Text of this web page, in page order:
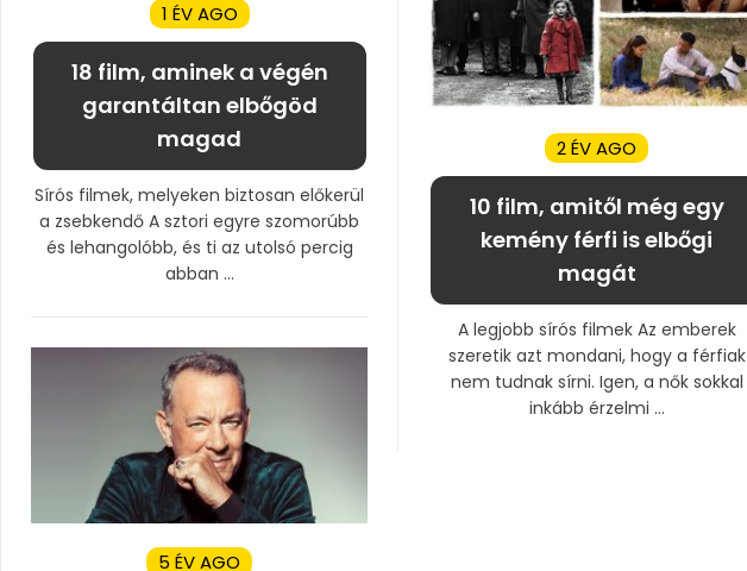
1 ÉV AGO
18 film, aminek a végén
garantáltan elbőgöd
magad
Sírós filmek, melyeken biztosan előkerül
a zsebkendő A sztori egyre szomorúbb
és lehangolóbb, és ti az utolsó percig
abban ...
2 ÉV AGO
10 film, amitől még egy
kemény férfi is elbőgi
magát
A legjobb sírós filmek Az emberek
szeretik azt mondani, hogy a férfiak
nem tudnak sírni. Igen, a nők sokkal
inkább érzelmi ...
5 ÉV AGO